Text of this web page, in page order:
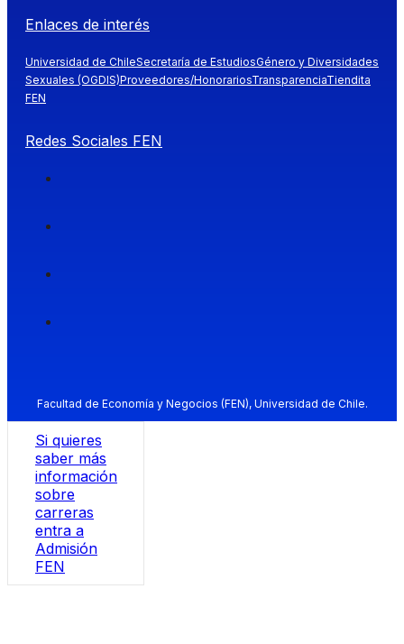
Enlaces de interés
Universidad de ChileSecretaría de EstudiosGénero y Diversidades
Sexuales (OGDIS)Proveedores/HonorariosTransparenciaTiendita
FEN
Redes Sociales FEN
Facultad de Economía y Negocios (FEN), Universidad de Chile.
Si quieres
saber más
información
sobre
carreras
entra a
Admisión
FEN